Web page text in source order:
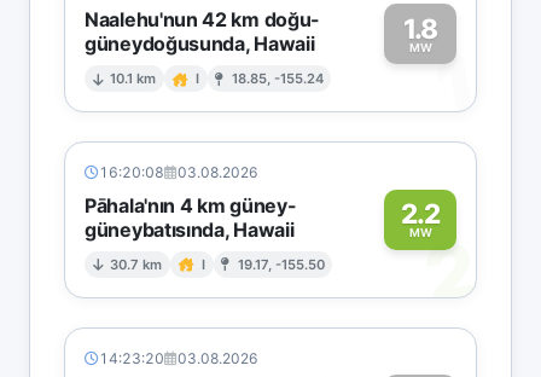
Naalehu'nun 42 km doğu-
güneydoğusunda, Hawaii
10.1 km I 18.85, -155.24
1.8
MW1
16:20:08 03.08.2026
Pāhala'nın 4 km güney-
güneybatısında, Hawaii
30.7 km I 19.17, -155.50
2.2
MW2
14:23:20 03.08.2026